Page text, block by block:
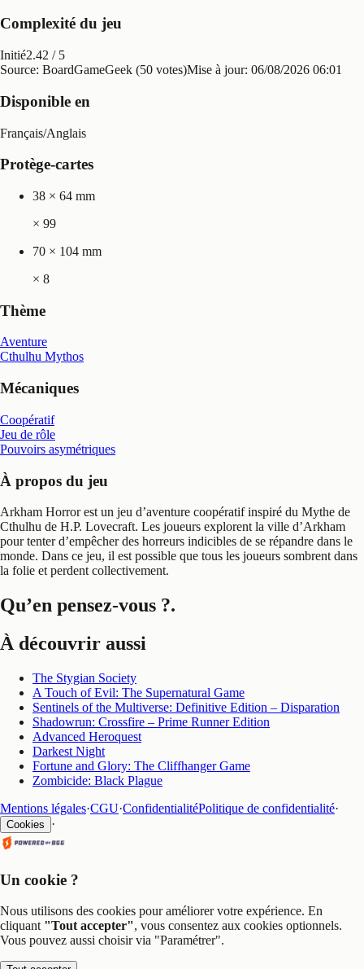
Complexité du jeu
Initié2.42 / 5
Source: BoardGameGeek (50 votes)Mise à jour: 06/08/2026 06:01
Disponible en
Français/Anglais
Protège-cartes
38 × 64 mm
× 99
70 × 104 mm
× 8
Thème
Aventure
Cthulhu Mythos
Mécaniques
Coopératif
Jeu de rôle
Pouvoirs asymétriques
À propos du jeu
Arkham Horror est un jeu d’aventure coopératif inspiré du Mythe de
Cthulhu de H.P. Lovecraft. Les joueurs explorent la ville d’Arkham
pour tenter d’empêcher des horreurs indicibles de se répandre dans le
monde. Dans ce jeu, il est possible que tous les joueurs sombrent dans
la folie et perdent collectivement.
Qu’en pensez-vous ?.
À découvrir aussi
The Stygian Society
A Touch of Evil: The Supernatural Game
Sentinels of the Multiverse: Definitive Edition – Disparation
Shadowrun: Crossfire – Prime Runner Edition
Advanced Heroquest
Darkest Night
Fortune and Glory: The Cliffhanger Game
Zombicide: Black Plague
Mentions légales·CGU·ConfidentialitéPolitique de confidentialité·
Cookies ·
Un cookie ?
Nous utilisons des cookies pour améliorer votre expérience. En
cliquant "Tout accepter", vous consentez aux cookies optionnels.
Vous pouvez aussi choisir via "Paramétrer".